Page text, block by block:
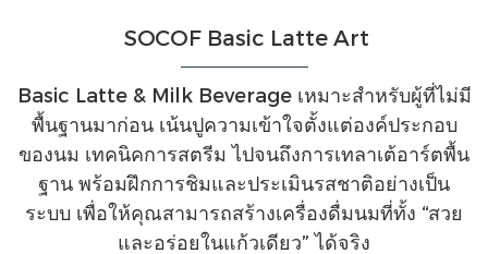
SOCOF Basic Latte Art
Basic Latte & Milk Beverage เหมาะสำหรับผู้ที่ไม่มี
พื้นฐานมาก่อน เน้นปูความเข้าใจตั้งแต่องค์ประกอบ
ของนม เทคนิคการสตรีม ไปจนถึงการเทลาเต้อาร์ตพื้น
ฐาน พร้อมฝึกการชิมและประเมินรสชาติอย่างเป็น
ระบบ เพื่อให้คุณสามารถสร้างเครื่องดื่มนมที่ทั้ง “สวย
และอร่อยในแก้วเดียว” ได้จริง